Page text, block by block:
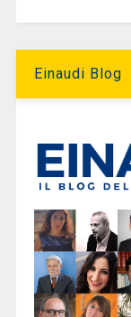
Einaudi Blog